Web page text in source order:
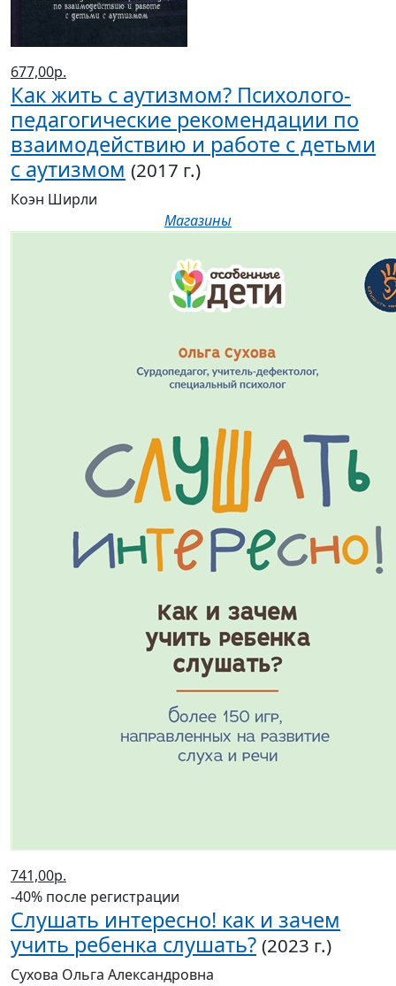
677,00р.
Как жить с аутизмом? Психолого-
педагогические рекомендации по
взаимодействию и работе с детьми
с аутизмом (2017 г.)
Коэн Ширли
Магазины
741,00р.
-40% после регистрации
Слушать интересно! как и зачем
учить ребенка слушать? (2023 г.)
Сухова Ольга Александровна